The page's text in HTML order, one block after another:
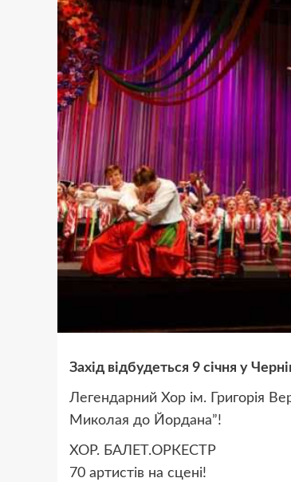
Захід відбудеться 9 січня у
Легендарний Хор ім. Григорія
Миколая до Йордана”!
ХОР. БАЛЕТ.ОРКЕСТР
70 артистів на сцені!